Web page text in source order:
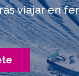
viajar en